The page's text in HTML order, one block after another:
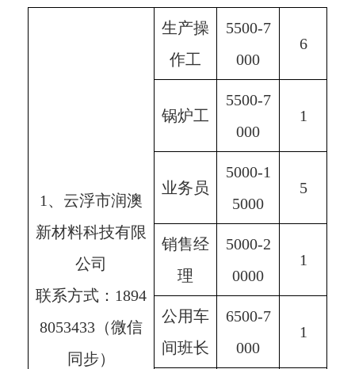
1、云浮市润澳
新材料科技有限
公司
联系方式：1894
8053433（微信
同步）
生产操
作工
5500-7
000
6
锅炉工
5500-7
000
1
业务员
5000-1
5000
5
销售经
理
5000-2
0000
1
公用车
间班长
6500-7
000
1